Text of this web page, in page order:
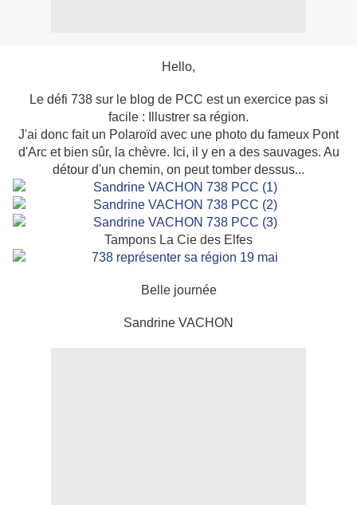
Hello,
Le défi 738 sur le blog de PCC est un exercice pas si
facile : Illustrer sa région.
J'ai donc fait un Polaroïd avec une photo du fameux Pont
d'Arc et bien sûr, la chèvre. Ici, il y en a des sauvages. Au
détour d'un chemin, on peut tomber dessus...
Tampons La Cie des Elfes
Belle journée
Sandrine VACHON